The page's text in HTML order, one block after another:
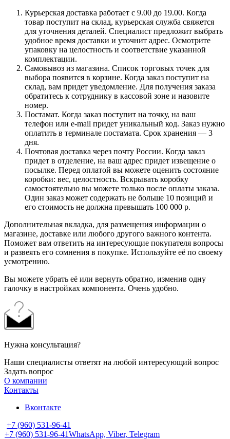
Курьерская доставка работает с 9.00 до 19.00. Когда
товар поступит на склад, курьерская служба свяжется
для уточнения деталей. Специалист предложит выбрать
удобное время доставки и уточнит адрес. Осмотрите
упаковку на целостность и соответствие указанной
комплектации.
Самовывоз из магазина. Список торговых точек для
выбора появится в корзине. Когда заказ поступит на
склад, вам придет уведомление. Для получения заказа
обратитесь к сотруднику в кассовой зоне и назовите
номер.
Постамат. Когда заказ поступит на точку, на ваш
телефон или e-mail придет уникальный код. Заказ нужно
оплатить в терминале постамата. Срок хранения — 3
дня.
Почтовая доставка через почту России. Когда заказ
придет в отделение, на ваш адрес придет извещение о
посылке. Перед оплатой вы можете оценить состояние
коробки: вес, целостность. Вскрывать коробку
самостоятельно вы можете только после оплаты заказа.
Один заказ может содержать не больше 10 позиций и
его стоимость не должна превышать 100 000 р.
Дополнительная вкладка, для размещения информации о
магазине, доставке или любого другого важного контента.
Поможет вам ответить на интересующие покупателя вопросы
и развеять его сомнения в покупке. Используйте её по своему
усмотрению.
Вы можете убрать её или вернуть обратно, изменив одну
галочку в настройках компонента. Очень удобно.
Нужна консультация?
Наши специалисты ответят на любой интересующий вопрос
Задать вопрос
О компании
Контакты
Вконтакте
+7 (960) 531-96-41
+7 (960) 531-96-41WhatsApp, Viber, Telegram